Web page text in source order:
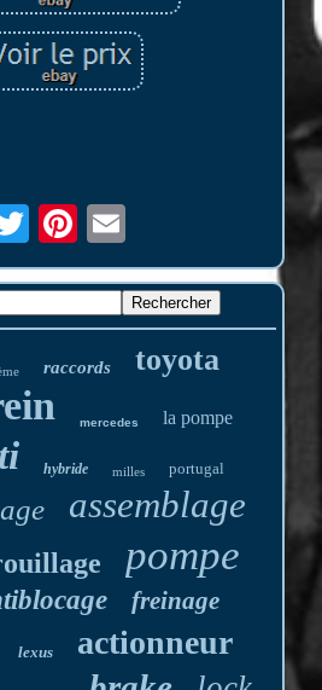
raccords toyota
mercedes la pompe
hybride milles portugal
assemblage
pompe
freinage
lexus actionneur